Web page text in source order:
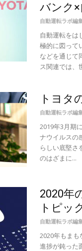
バンク×
自動運転ラボ編
自動運転をは
極的に図って
などを通じて
ス関連では、
トヨタ
自動運転ラボ編
2019年3月期
ナウイルスの
らしい底堅さ
のはざまに...
2020年
トピッ
自動運転ラボ編
2020年もま
進捗が鈍った